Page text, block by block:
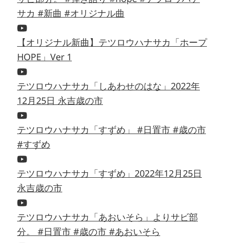
サカ #新曲 #オリジナル曲
【オリジナル新曲】テツロウハナサカ「ホープ
HOPE」Ver 1
テツロウハナサカ「しあわせのはな」2022年
12月25日 永吉歳の市
テツロウハナサカ「すずめ」 #日置市 #歳の市
#すずめ
テツロウハナサカ「すずめ」2022年12月25日
永吉歳の市
テツロウハナサカ「あおいそら」よりサビ部
分。 #日置市 #歳の市 #あおいそら